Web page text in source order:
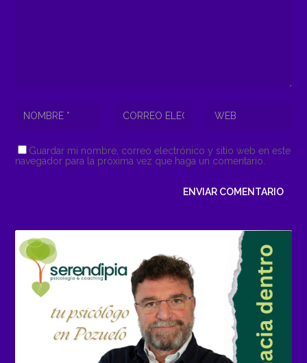
Guardar mi nombre, correo electrónico y sitio web en este
navegador para la próxima vez que haga un comentario.